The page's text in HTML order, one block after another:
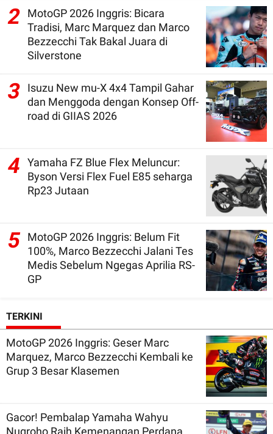
2
MotoGP 2026 Inggris: Bicara
Tradisi, Marc Marquez dan Marco
Bezzecchi Tak Bakal Juara di
Silverstone
3
Isuzu New mu-X 4x4 Tampil Gahar
dan Menggoda dengan Konsep Off-
road di GIIAS 2026
4
Yamaha FZ Blue Flex Meluncur:
Byson Versi Flex Fuel E85 seharga
Rp23 Jutaan
5 MotoGP 2026 Inggris: Belum Fit
100%, Marco Bezzecchi Jalani Tes
Medis Sebelum Ngegas Aprilia RS-
GP
TERKINI
MotoGP 2026 Inggris: Geser Marc
Marquez, Marco Bezzecchi Kembali ke
Grup 3 Besar Klasemen
Gacor! Pembalap Yamaha Wahyu
Nugroho Raih Kemenangan Perdana